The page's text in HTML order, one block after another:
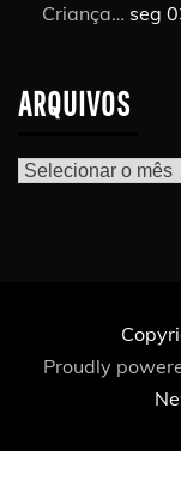
Criança… seg
ARQUIVOS
Arquivos
Proudly